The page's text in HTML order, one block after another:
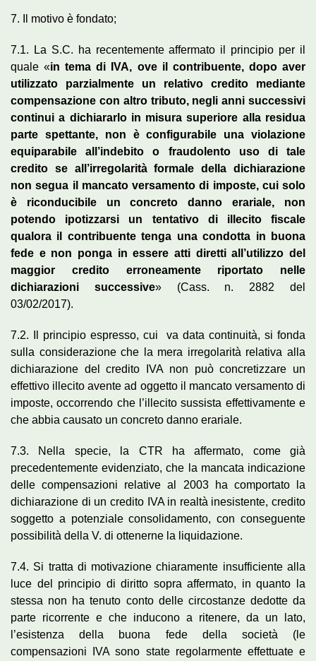
7. Il motivo è fondato;
7.1. La S.C. ha recentemente affermato il principio per il
quale «in tema di IVA, ove il contribuente, dopo aver
utilizzato parzialmente un relativo credito mediante
compensazione con altro tributo, negli anni successivi
continui a dichiararlo in misura superiore alla residua
parte spettante, non è configurabile una violazione
equiparabile all’indebito o fraudolento uso di tale
credito se all’irregolarità formale della dichiarazione
non segua il mancato versamento di imposte, cui solo
è riconducibile un concreto danno erariale, non
potendo ipotizzarsi un tentativo di illecito fiscale
qualora il contribuente tenga una condotta in buona
fede e non ponga in essere atti diretti all’utilizzo del
maggior credito erroneamente riportato nelle
dichiarazioni successive» (Cass. n. 2882 del
03/02/2017).
7.2. Il principio espresso, cui va data continuità, si fonda
sulla considerazione che la mera irregolarità relativa alla
dichiarazione del credito IVA non può concretizzare un
effettivo illecito avente ad oggetto il mancato versamento di
imposte, occorrendo che l’illecito sussista effettivamente e
che abbia causato un concreto danno erariale.
7.3. Nella specie, la CTR ha affermato, come già
precedentemente evidenziato, che la mancata indicazione
delle compensazioni relative al 2003 ha comportato la
dichiarazione di un credito IVA in realtà inesistente, credito
soggetto a potenziale consolidamento, con conseguente
possibilità della V. di ottenerne la liquidazione.
7.4. Si tratta di motivazione chiaramente insufficiente alla
luce del principio di diritto sopra affermato, in quanto la
stessa non ha tenuto conto delle circostanze dedotte da
parte ricorrente e che inducono a ritenere, da un lato,
l’esistenza della buona fede della società (le
compensazioni IVA sono state regolarmente effettuate e